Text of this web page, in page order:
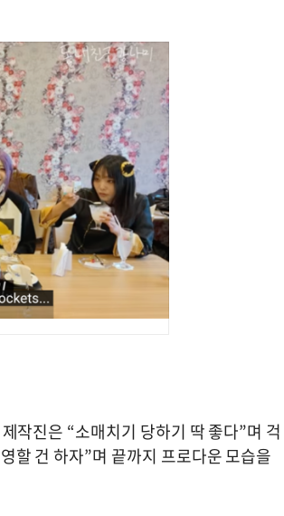
작진은 “소매치기 당하기 딱 좋다”며 걱
할 건 하자”며 끝까지 프로다운 모습을